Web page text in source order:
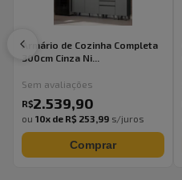
Armário de Cozinha Completa
300cm Cinza Ni...
Sem avaliações
R$2.539,90
ou 10x de R$ 253,99 s/juros
Comprar